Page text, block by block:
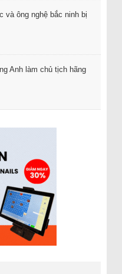
và ông nghệ bắc ninh bị
Anh làm chủ tịch hãng